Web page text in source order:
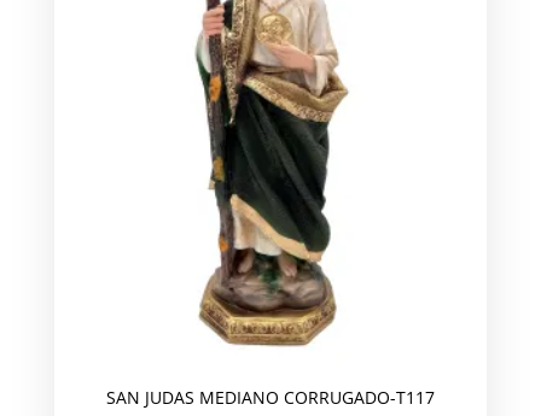
SAN JUDAS MEDIANO CORRUGADO-T117